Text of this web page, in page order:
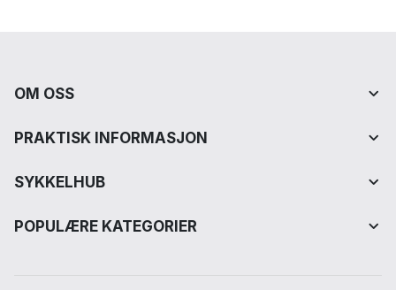
OM OSS
PRAKTISK INFORMASJON
SYKKELHUB
POPULÆRE KATEGORIER